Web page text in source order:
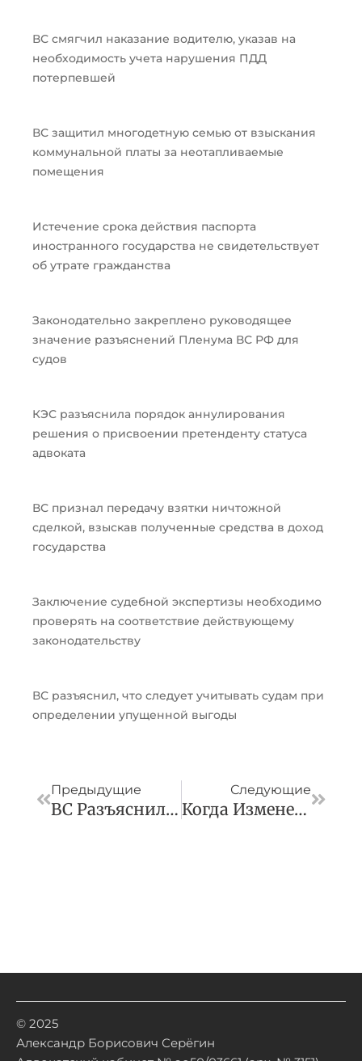
ВС смягчил наказание водителю, указав на
необходимость учета нарушения ПДД
потерпевшей
ВС защитил многодетную семью от взыскания
коммунальной платы за неотапливаемые
помещения
Истечение срока действия паспорта
иностранного государства не свидетельствует
об утрате гражданства
Законодательно закреплено руководящее
значение разъяснений Пленума ВС РФ для
судов
КЭС разъяснила порядок аннулирования
решения о присвоении претенденту статуса
адвоката
ВС признал передачу взятки ничтожной
сделкой, взыскав полученные средства в доход
государства
Заключение судебной экспертизы необходимо
проверять на соответствие действующему
законодательству
ВС разъяснил, что следует учитывать судам при
определении упущенной выгоды
Предыдущие
ВС Разъяснил Обязательства Страховщика По Организации И Оплате Восстановительного Ремонта Автомобиля
Следующие
Когда Изменение Площади Объекта Долевого Строительства Не Является Недостатком?
© 2025
Александр Борисович Серёгин